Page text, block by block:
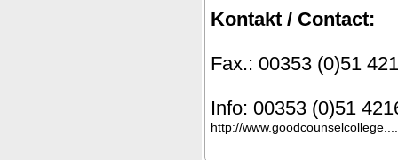
Kontakt / Contact:
Fax.: 00353 (0)51
Info: 00353 (0)51
http://www.goodcounselcollege....